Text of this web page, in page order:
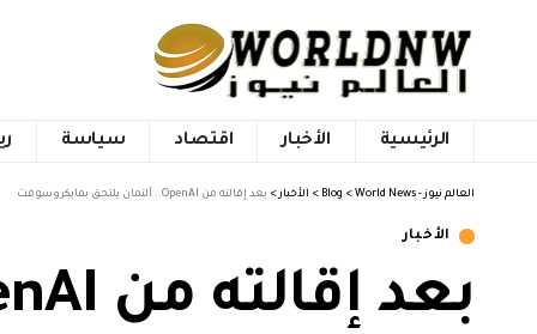
الرئيسية الأخبار اقتصاد سياسة
العالم نيوز - World News >
Blog
> الأخبار > بعد إقالته من OpenAI.. ألتمان يلتحق بمايكروسوفت
الأخبار
بعد إقالته من OpenAI.. ألتمان يلتحق بمايكروسوفت